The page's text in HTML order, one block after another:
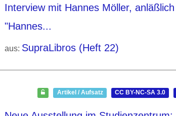
Interview mit Hannes Möller,
"Hannes...
aus: SupraLibros (Heft 22)
Artikel / Aufsatz CC BY-NC-SA 3.0